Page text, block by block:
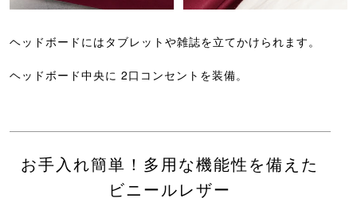
ヘッドボードにはタブレットや雑誌を立てかけられます。
ヘッドボード中央に 2口コンセントを装備。
お手入れ簡単！多用な機能性を備えた
ビニールレザー